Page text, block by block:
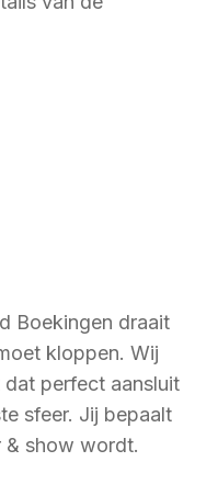
Boekingen draait
kloppen. Wij
perfect aansluit
sfeer. Jij bepaalt
& show wordt.